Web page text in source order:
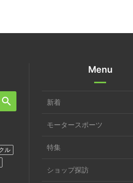
ル
Menu
新着
モータースポーツ
特集
ショップ探訪